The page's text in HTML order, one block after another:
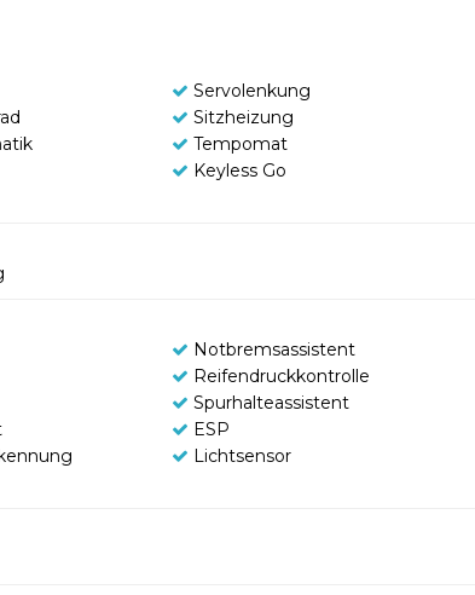
Servolenkung
Sitzheizung
Tempomat
Keyless Go
Notbremsassistent
Reifendruckkontrolle
Spurhalteassistent
ESP
Lichtsensor